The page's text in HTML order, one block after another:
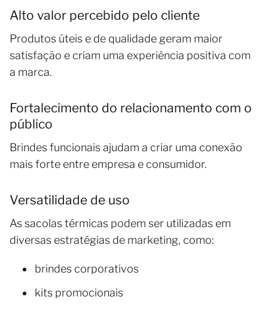
Alto valor percebido pelo cliente
Produtos úteis e de qualidade geram maior
satisfação e criam uma experiência positiva com
a marca.
Fortalecimento do relacionamento com o
público
Brindes funcionais ajudam a criar uma conexão
mais forte entre empresa e consumidor.
Versatilidade de uso
As sacolas térmicas podem ser utilizadas em
diversas estratégias de marketing, como:
brindes corporativos
kits promocionais